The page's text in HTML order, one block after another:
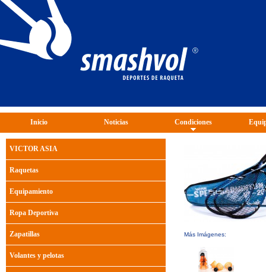
Inicio Noticias Condiciones
Más Imágenes:
VICTOR ASIA
Raquetas
Equipamiento
Ropa Deportiva
Zapatillas
Volantes y pelotas